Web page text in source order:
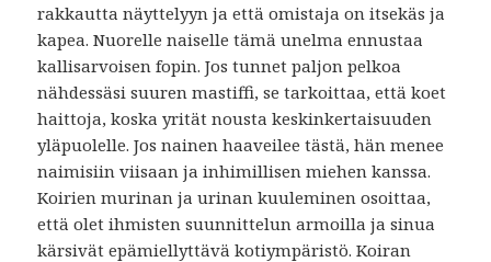
rakkautta näyttelyyn ja että omistaja on itsekäs ja
kapea. Nuorelle naiselle tämä unelma ennustaa
kallisarvoisen fopin. Jos tunnet paljon pelkoa
nähdessäsi suuren mastiffi, se tarkoittaa, että koet
haittoja, koska yrität nousta keskinkertaisuuden
yläpuolelle. Jos nainen haaveilee tästä, hän menee
naimisiin viisaan ja inhimillisen miehen kanssa.
Koirien murinan ja urinan kuuleminen osoittaa,
että olet ihmisten suunnittelun armoilla ja sinua
kärsivät epämiellyttävä kotiympäristö. Koiran